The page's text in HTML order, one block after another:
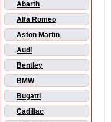
Abarth
Alfa Romeo
Aston Martin
Audi
Bentley
BMW
Bugatti
Cadillac